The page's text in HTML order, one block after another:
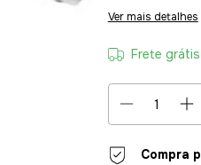
Ver mais detalhes
Frete grátis
Compra